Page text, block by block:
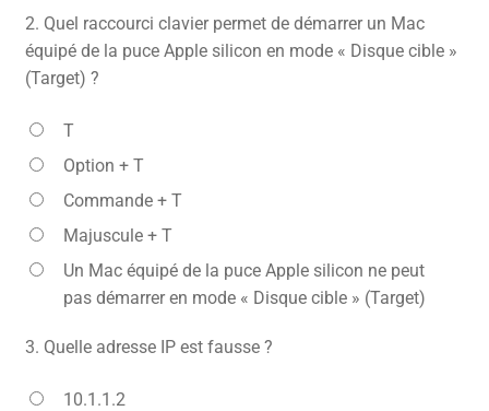
2. Quel raccourci clavier permet de démarrer un Mac
équipé de la puce Apple silicon en mode « Disque cible »
(Target) ?
T
Option + T
Commande + T
Majuscule + T
Un Mac équipé de la puce Apple silicon ne peut
pas démarrer en mode « Disque cible » (Target)
3. Quelle adresse IP est fausse ?
10.1.1.2